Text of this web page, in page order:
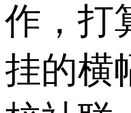
作，打
挂的横